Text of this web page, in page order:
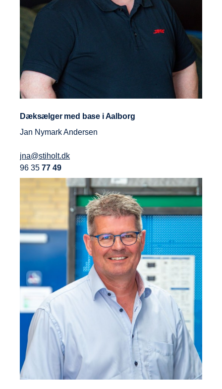
Dæksælger med base i Aalborg
Jan Nymark Andersen
jna@stiholt.dk
96 35 77 49